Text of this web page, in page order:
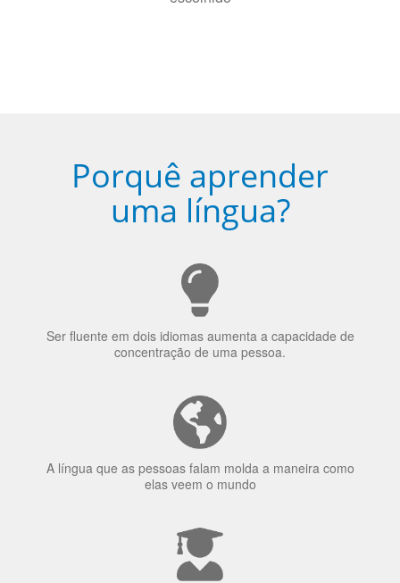
uma língua?
Ser fluente em dois idiomas aumenta a capacidade de
concentração de uma pessoa.
A língua que as pessoas falam molda a maneira como
elas veem o mundo
70% dos recrutadores de emprego consideram o
bilinguismo uma qualidade extremamente impressionante